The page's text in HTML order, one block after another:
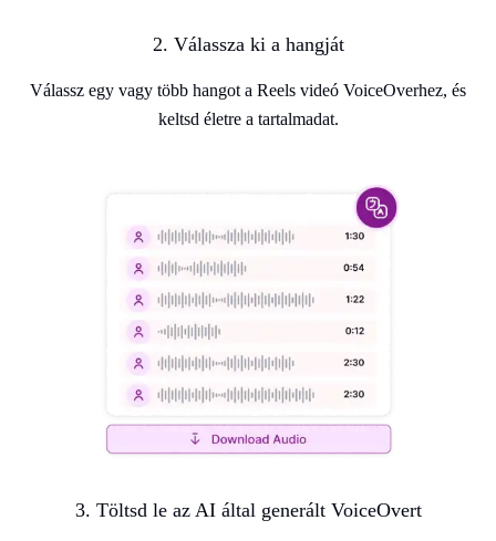
2. Válassza ki a hangját
Válassz egy vagy több hangot a Reels videó VoiceOverhez, és
keltsd életre a tartalmadat.
3. Töltsd le az AI által generált VoiceOvert